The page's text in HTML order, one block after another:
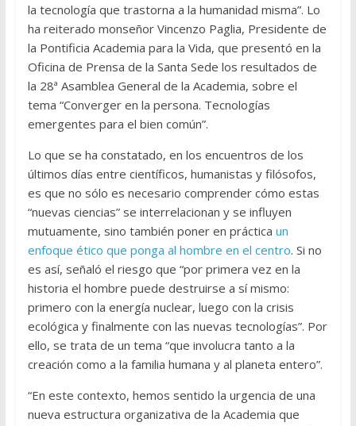
la tecnología que trastorna a la humanidad misma”. Lo
ha reiterado monseñor Vincenzo Paglia, Presidente de
la Pontificia Academia para la Vida, que presentó en la
Oficina de Prensa de la Santa Sede los resultados de
la 28ª Asamblea General de la Academia, sobre el
tema “Converger en la persona. Tecnologías
emergentes para el bien común”.
Lo que se ha constatado, en los encuentros de los
últimos días entre científicos, humanistas y filósofos,
es que no sólo es necesario comprender cómo estas
“nuevas ciencias” se interrelacionan y se influyen
mutuamente, sino también poner en práctica un
enfoque ético que ponga al hombre en el centro. Si no
es así, señaló el riesgo que “por primera vez en la
historia el hombre puede destruirse a sí mismo:
primero con la energía nuclear, luego con la crisis
ecológica y finalmente con las nuevas tecnologías”. Por
ello, se trata de un tema “que involucra tanto a la
creación como a la familia humana y al planeta entero”.
“En este contexto, hemos sentido la urgencia de una
nueva estructura organizativa de la Academia que